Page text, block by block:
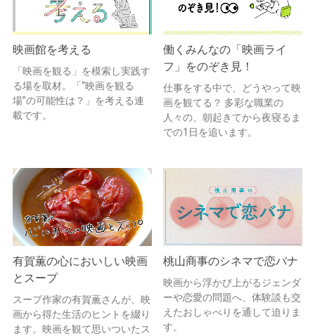
映画館を考える
「映画を観る」を模索し実践す
る場を取材。「“映画を観る
場”の可能性は？」を考える連
載です。
働くみんなの「映画ライ
フ」をのぞき見！
仕事をする中で、どうやって映
画を観てる？ 多彩な職業の
人々の、朝起きてから夜寝るま
での1日を追います。
有賀薫の心においしい映画
とスープ
スープ作家の有賀薫さんが、映
画から得た生活のヒントを綴り
ます。映画を観て思いついたス
桃山商事のシネマで恋バナ
映画から浮かび上がるジェンダ
ーや恋愛の問題へ、体験談も交
えたおしゃべりを通して迫りま
す。